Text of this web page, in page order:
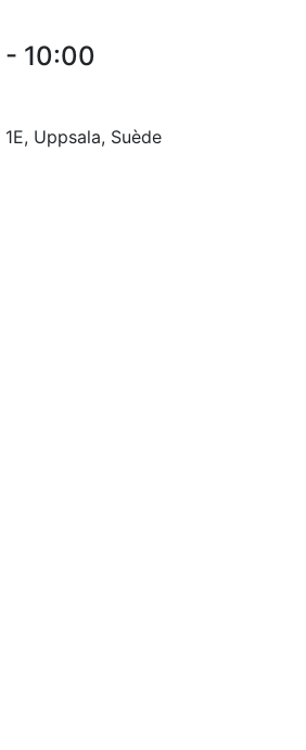
- 10:00
Uppsala, Suède